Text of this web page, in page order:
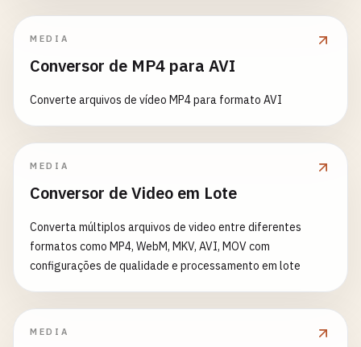
MEDIA
Conversor de MP4 para AVI
Converte arquivos de vídeo MP4 para formato AVI
MEDIA
Conversor de Video em Lote
Converta múltiplos arquivos de video entre diferentes
formatos como MP4, WebM, MKV, AVI, MOV com
configurações de qualidade e processamento em lote
MEDIA